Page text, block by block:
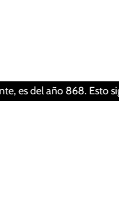
Esto significa